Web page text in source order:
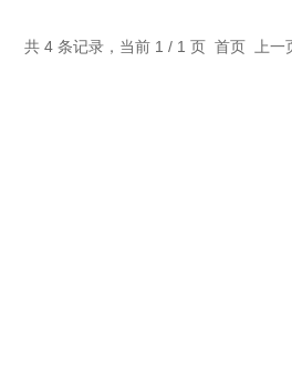
共 4 条记录，当前 1 / 1 页 首页 上